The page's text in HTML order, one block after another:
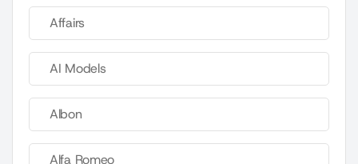
Affairs
AI Models
Albon
Alfa Romeo